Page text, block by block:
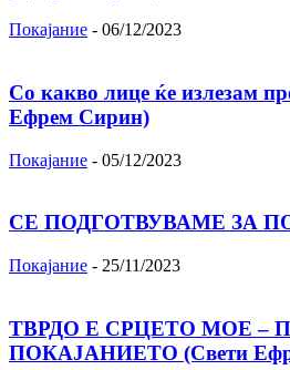
Покајание - 06/12/2023
Со какво лице ќе излезам
Ефрем Сирин)
Покајание - 05/12/2023
СЕ ПОДГОТВУВАМЕ ЗА
Покајание - 25/11/2023
ТВРДО Е СРЦЕТО МОЕ –
ПОКАЈАНИЕТО (Свети